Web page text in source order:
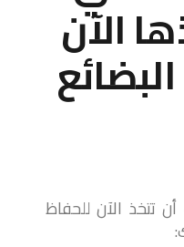
الآن
تتخذ الآن للحفاظ